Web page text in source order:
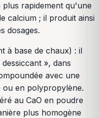
rapidement qu'une
calcium ; il produit ainsi
dosages.
à base de chaux) : il
», dans
avec une
ou en polypropylène.
au CaO en poudre
plus homogène